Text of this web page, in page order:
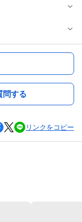
問する
リンクをコピー